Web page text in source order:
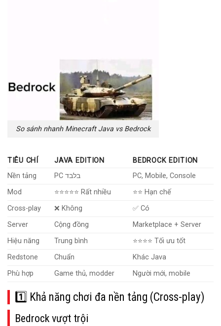
So sánh nhanh Minecraft Java vs Bedrock
TIÊU CHÍ JAVA EDITION
BEDROCK EDITION
Nền tảng
PC בלבד
PC, Mobile, Console
Mod
⭐⭐⭐⭐⭐ Rất nhiều
⭐⭐ Hạn chế
Cross-play
❌ Không
✅ Có
Server
Cộng đồng
Marketplace + Server
Hiệu năng
Trung bình
⭐⭐⭐⭐ Tối ưu tốt
Redstone
Chuẩn
Khác Java
Phù hợp
Game thủ, modder Người mới, mobile
1️⃣ Khả năng chơi đa nền tảng (Cross-play)
Bedrock vượt trội